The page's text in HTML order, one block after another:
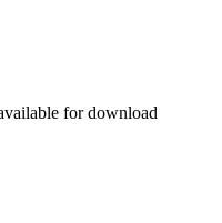
for download